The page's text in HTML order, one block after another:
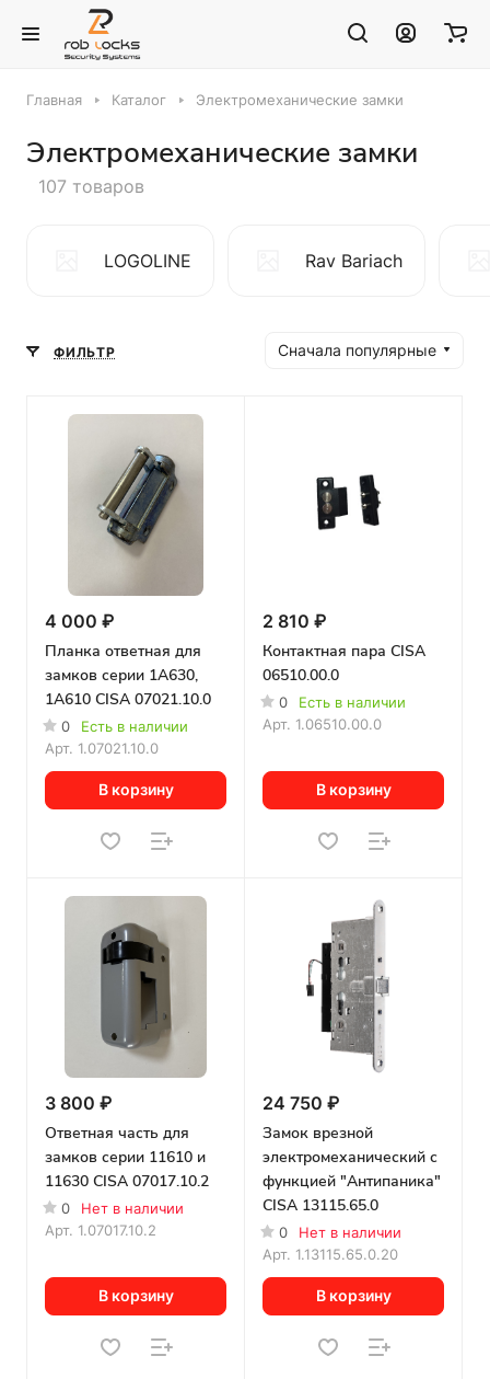
Главная Каталог Электромеханические замки
Электромеханические замки
107 товаров
LOGOLINE Rav Bariach
ФИЛЬТР Сначала популярные
4 000 ₽
Планка ответная для
замков серии 1A630,
1A610 CISA 07021.10.0
0
Есть в наличии
Арт. 1.07021.10.0
В корзину
2 810 ₽
Контактная пара CISA
06510.00.0
0
Есть в наличии
Арт. 1.06510.00.0
В корзину
3 800 ₽
Ответная часть для
замков серии 11610 и
11630 CISA 07017.10.2
0
Нет в наличии
Арт. 1.07017.10.2
В корзину
24 750 ₽
Замок врезной
электромеханический с
функцией "Антипаника"
CISA 13115.65.0
0
Нет в наличии
Арт. 1.13115.65.0.20
В корзину